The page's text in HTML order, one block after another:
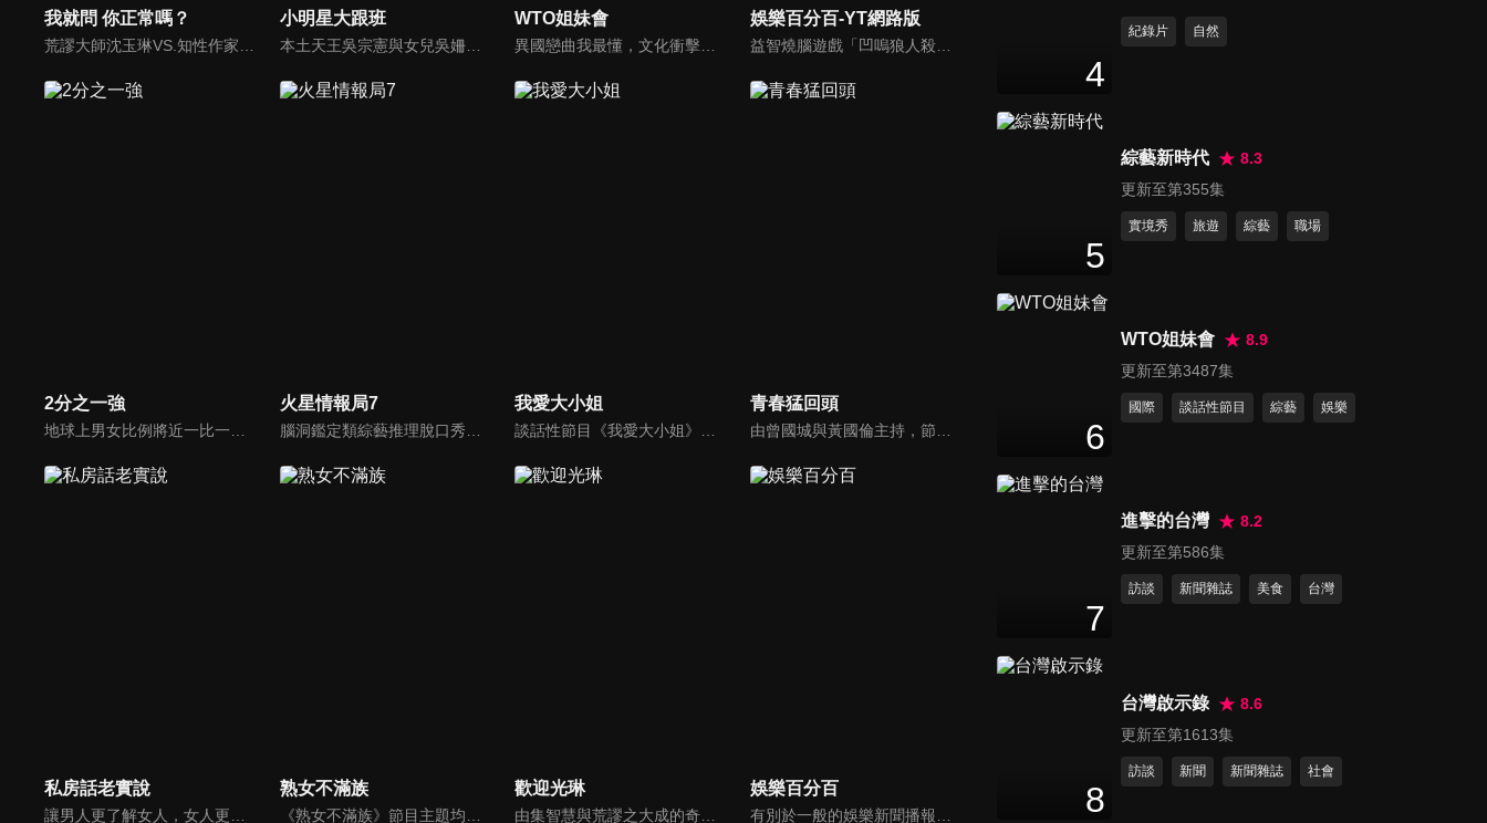
我就問 你正常嗎？ 小明星大跟班
本土天王吳宗憲與女兒吳姍儒（Sandy）搭檔主持，每集邀請來賓暢談演藝圈大小事，父女檔聯手笑果十足，老梗搭上新世代，最新組合強勢登場！
WTO姐妹會 娛樂百分百-YT網路版
益智燒腦遊戲「凹嗚狼人殺」激發你的邏輯推理能力，偶像巨星雲集，全球娛樂資訊，一手掌握不脫節！2025全新升級改版，盡在《娛樂百分百-YT網路版》！
2分之一強 火星情報局7 我愛大小姐 青春猛回頭
私房話老實說
讓男人更了解女人，女人更了解自己 ，揭密女性私房話，讓療癒專家教你更愛自己！由于美人和納豆攜手主持，更多你想知道的女性私密話題都在《私房話老實說》。
熟女不滿族
《熟女不滿族》節目主題均有關25-49歲的未婚女性，這些熟女們漂亮卻擔心嫁不出去，獨立卻希望有人疼，最怕寂寞，只能用工作填滿時間，她們是最矛盾最不滿足的一群人。
歡迎光琳
由集智慧與荒謬之大成的奇葩大叔-沈玉琳與話鋒大膽的俏麗甜心-范乙霏(Albee)共同主持。餐桌上趣味橫生，檯面下爾虞我詐，五花八門的另類話題，層出不窮的驚奇爆點，此起彼落的嘻笑怒罵聲道盡人生悲歡離合。邊吃邊聊，將美味與趣味完美結合的吃播新模式。歡迎光琳，敬邀您大駕觀琳！
娛樂百分百
有別於一般的娛樂新聞播報，透過遊戲、粉絲互動認識大明星們的真性情，歌唱單元讓你享受歌手們天籟般的歌聲，各式專題報導是為最佳懶人包，掌握最新娛樂動態，求新求變的節目單元刺激你的感官、滿足你的視覺，帶給你滿滿的歡笑，洗去整日的疲憊！
第13集 送啦！這就是愛台灣啦
4
紀錄片 自然
5
綜藝新時代
8.3
更新至第355集
實境秀 旅遊 綜藝 職場
6
WTO姐妹會
8.9
更新至第3487集
國際 談話性節目 綜藝 娛樂
7
進擊的台灣
8.2
更新至第586集
訪談 新聞雜誌 美食 台灣
8
台灣啟示錄
8.6
更新至第1613集
訪談 新聞 新聞雜誌 社會